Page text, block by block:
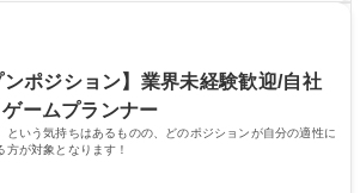
員からの問合せ、相談対応 ・その他日常の総務
ンポジション】業界未経験歓迎/自社
ームプランナー
という気持ちはあるものの、どのポジションが自分の適性に
が対象となります！